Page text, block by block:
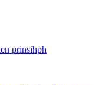
prinsihph